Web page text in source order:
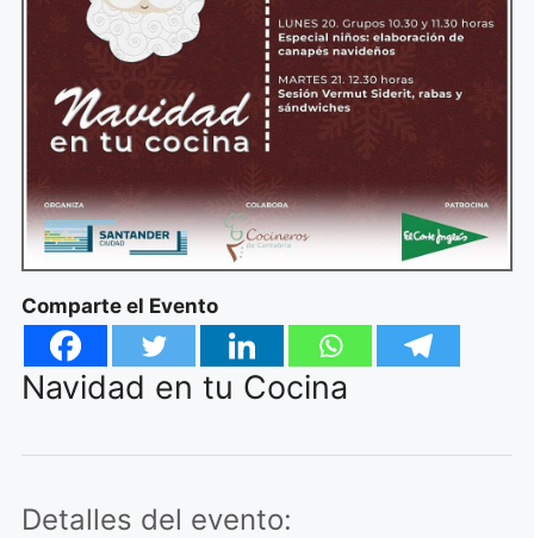
Comparte el Evento
Navidad en tu Cocina
Detalles del evento: